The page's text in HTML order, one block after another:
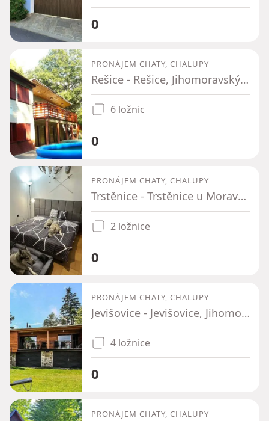
0
PRONÁJEM CHATY, CHALUPY
Rešice - Rešice, Jihomoravský kraj
6 ložnic
0
PRONÁJEM CHATY, CHALUPY
Trstěnice - Trstěnice u Moravského Krumlova, Jihomoravský kraj
2 ložnice
0
PRONÁJEM CHATY, CHALUPY
Jevišovice - Jevišovice, Jihomoravský kraj
4 ložnice
0
PRONÁJEM CHATY, CHALUPY